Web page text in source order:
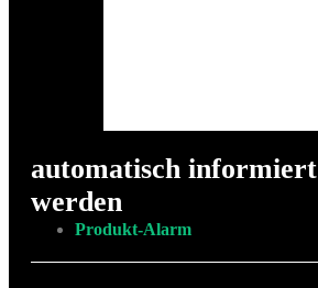
automatisch informiert
werden
Produkt-Alarm